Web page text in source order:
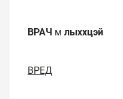
ВРАЧ м лыххцэй
ВРЕД